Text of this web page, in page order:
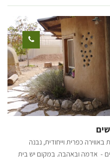
כפרית וייחודית, נבנה
- אדמה ובאהבה. במקום יש בית